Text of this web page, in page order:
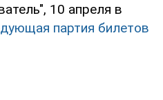
10 апреля в
партия билетов